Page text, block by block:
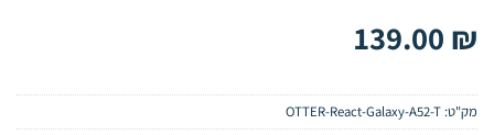
139.00 ₪
מק"ט: OTTER-React-Galaxy-A52-T